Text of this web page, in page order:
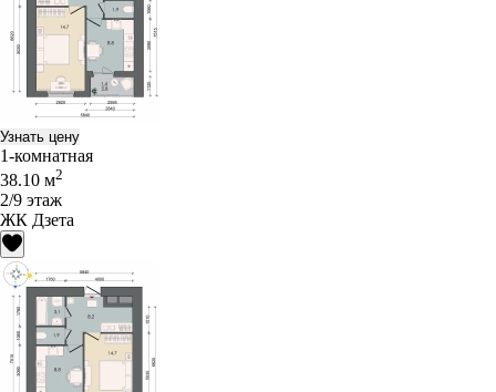
Узнать цену
1-комнатная
38.10 м2
2/9 этаж
ЖК Дзета